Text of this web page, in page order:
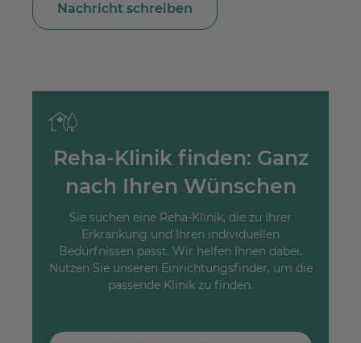
Nachricht schreiben
Reha-Klinik finden: Ganz
nach Ihren Wünschen
Sie suchen eine Reha-Klinik, die zu Ihrer
Erkrankung und Ihren individuellen
Bedürfnissen passt. Wir helfen Ihnen dabei.
Nutzen Sie unseren Einrichtungsfinder, um die
passende Klinik zu finden.